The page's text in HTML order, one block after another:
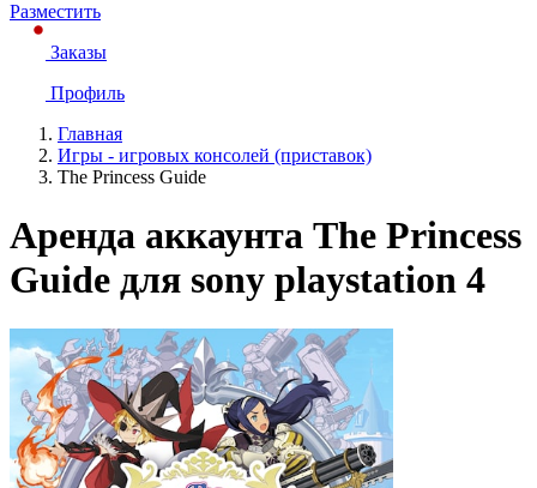
Разместить
Заказы
Профиль
Главная
Игры - игровых консолей (приставок)
The Princess Guide
Аренда аккаунта The Princess
Guide для sony playstation 4